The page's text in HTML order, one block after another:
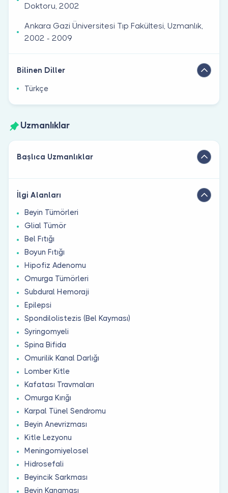
Doktoru, 2002
Ankara Gazi Üniversitesi Tıp Fakültesi, Uzmanlık,
2002 - 2009
Bilinen Diller
Türkçe
Uzmanlıklar
Başlıca Uzmanlıklar
İlgi Alanları
Beyin Tümörleri
Glial Tümör
Bel Fıtığı
Boyun Fıtığı
Hipofiz Adenomu
Omurga Tümörleri
Subdural Hemoraji
Epilepsi
Spondilolistezis (Bel Kayması)
Syringomyeli
Spina Bifida
Omurilik Kanal Darlığı
Lomber Kitle
Kafatası Travmaları
Omurga Kırığı
Karpal Tünel Sendromu
Beyin Anevrizması
Kitle Lezyonu
Meningomiyelosel
Hidrosefali
Beyincik Sarkması
Beyin Kanaması